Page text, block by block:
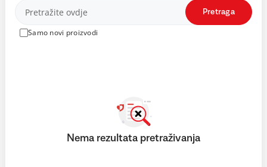
Proizvodi
Samo novi proizvodi
Pretraga
Nema rezultata pretraživanja